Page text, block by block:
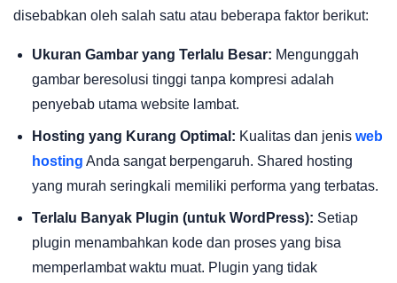
disebabkan oleh salah satu atau beberapa faktor berikut:
Ukuran Gambar yang Terlalu Besar: Mengunggah
gambar beresolusi tinggi tanpa kompresi adalah
penyebab utama website lambat.
Hosting yang Kurang Optimal: Kualitas dan jenis web
hosting Anda sangat berpengaruh. Shared hosting
yang murah seringkali memiliki performa yang terbatas.
Terlalu Banyak Plugin (untuk WordPress): Setiap
plugin menambahkan kode dan proses yang bisa
memperlambat waktu muat. Plugin yang tidak